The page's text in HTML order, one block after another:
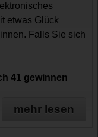
etwas Glück
Falls Sie sich
41 gewinnen
mehr lesen